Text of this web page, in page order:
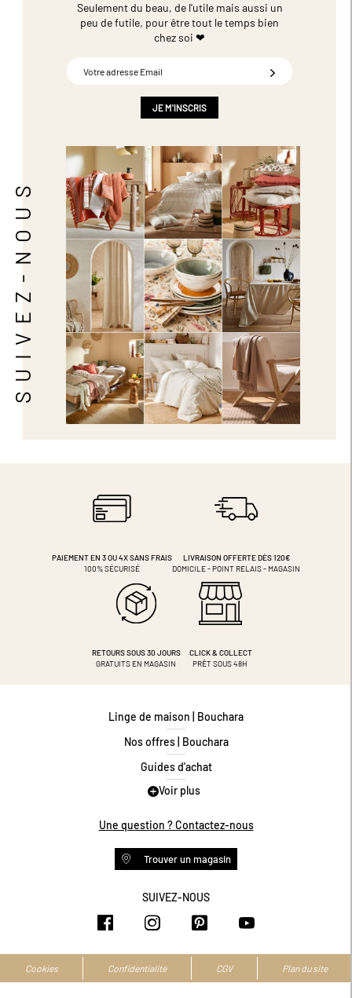
SUIVEZ-NOUS
Seulement du beau, de l'utile mais aussi un
peu de futile, pour être tout le temps bien
chez soi ❤
JE M'INSCRIS
PAIEMENT EN 3 OU 4XSANS FRAIS
100% SÉCURISÉ
LIVRAISON OFFERTE DÈS 120€
DOMICILE - POINT RELAIS - MAGASIN
RETOURS SOUS 30 JOURS
GRATUITS EN MAGASIN
CLICK & COLLECT
PRÊT SOUS 48H
Linge de maison | Bouchara
Nos offres | Bouchara
Guides d'achat
Guide des tailles
Programme de fidélité
Conditions des offres
Livraison et retours
Accessibilité numérique
Voir plus
Une question ? Contactez-nous
Trouver un magasin
SUIVEZ-NOUS
https://www.facebook.com/
https://https://
Cookies Confidentialité CGV Plan du site